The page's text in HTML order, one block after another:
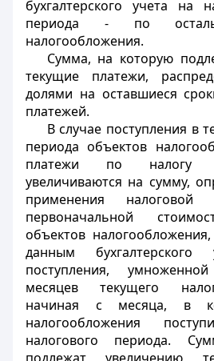
бухгалтерского учета на
периода - по
налогообложения.
Сумма, на которую
текущие платежи,
долями на оставшиеся
платежей.
В случае поступления в
периода объектов
платежи по налогу
увеличиваются на сумму,
применения
первоначальной
объектов
данным
поступления,
месяцев текущего
начиная с месяца, в
налогообложения
налогового периода.